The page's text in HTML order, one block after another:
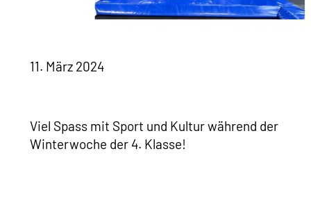
11. März 2024
Viel Spass mit Sport und Kultur während der
Winterwoche der 4. Klasse!